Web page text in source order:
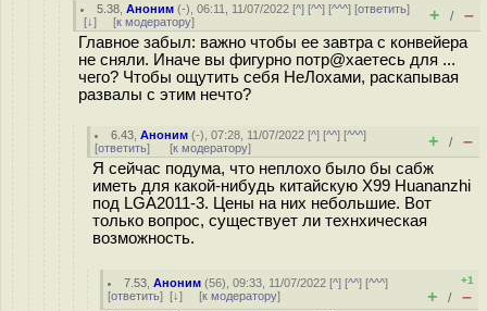
5.38 ,Аноним (-), 06:11, 11/07/2022 [^] [^^] [^^^] [ответить]
[↓] [к модератору] + / –
Главное забыл: важно чтобы ее завтра с конвейера
не сняли. Иначе вы фигурно потр@хаетесь для ...
чего? Чтобы ощутить себя НеЛохами, раскапывая
развалы с этим нечто?
6.43 ,Аноним (-), 07:28, 11/07/2022 [^] [^^] [^^^]
[ответить] [к модератору] + / –
Я сейчас подума, что неплохо было бы сабж
иметь для какой-нибудь китайскую X99 Huananzhi
под LGA2011-3. Цены на них небольшие. Вот
только вопрос, существует ли технхическая
возможность.
7.53 ,Аноним (56), 09:33, 11/07/2022 [^] [^^] [^^^]
[ответить] [↓] [к модератору]
+1
+ / –